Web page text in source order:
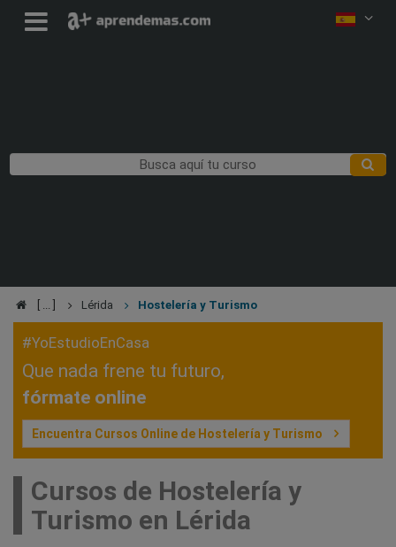
Lérida Hostelería y Turismo
#YoEstudioEnCasa
Que nada frene tu futuro,
fórmate online
Encuentra Cursos Online de Hostelería y Turismo
Cursos de Hostelería y
Turismo en Lérida